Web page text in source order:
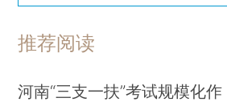
推荐阅读
河南“三支一扶”考试规模化作